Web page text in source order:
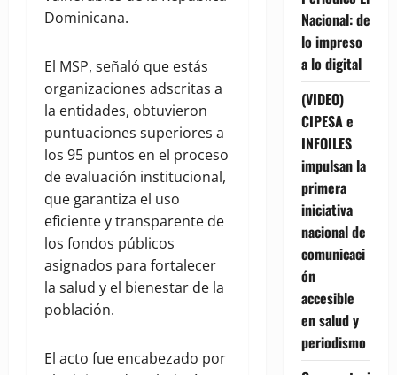
Dominicana.
El MSP, señaló que estás
organizaciones adscritas a
la entidades, obtuvieron
puntuaciones superiores a
los 95 puntos en el proceso
de evaluación institucional,
que garantiza el uso
eficiente y transparente de
los fondos públicos
asignados para fortalecer
la salud y el bienestar de la
población.
El acto fue encabezado por
Nacional: de
lo impreso
a lo digital
(VIDEO)
CIPESA e
INFOILES
impulsan la
primera
iniciativa
nacional de
comunicaci
ón
accesible
en salud y
periodismo